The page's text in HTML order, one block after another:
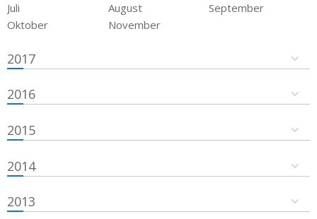
Juli
August
September
Oktober
November
2017
2016
2015
2014
2013